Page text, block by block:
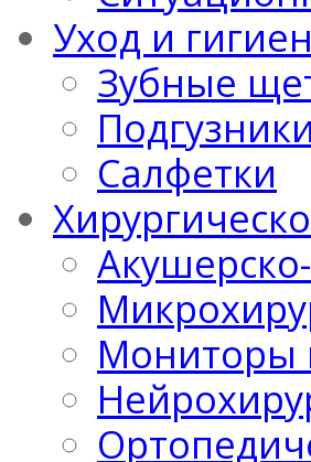
Уход и
Зубные
Салфетки
Мониторы